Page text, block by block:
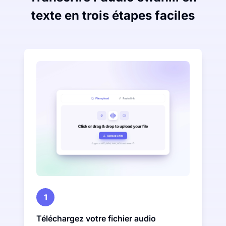
texte en trois étapes faciles
1
Téléchargez votre fichier audio